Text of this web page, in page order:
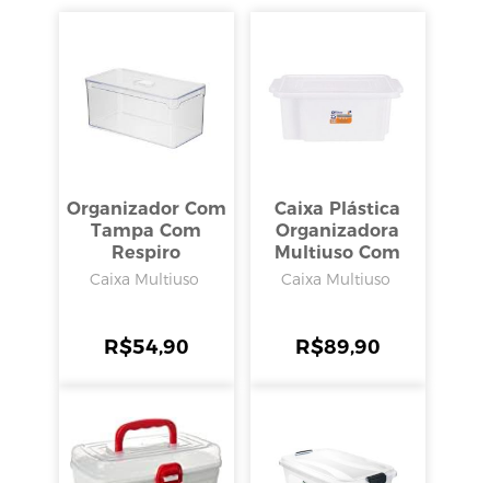
Organizador Com
Tampa Com
Respiro
30x15x13cm 5l,
Caixa Multiuso
R$54,90
Caixa Plástica
Organizadora
Multiuso Com
Tampa Branca
Caixa Multiuso
R$89,90